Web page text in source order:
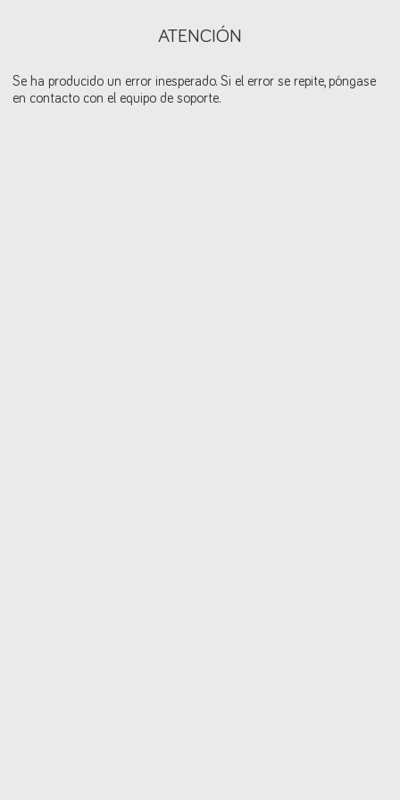
ATENCIÓN
Se ha producido un error inesperado. Si el error se repite, póngase
en contacto con el equipo de soporte.